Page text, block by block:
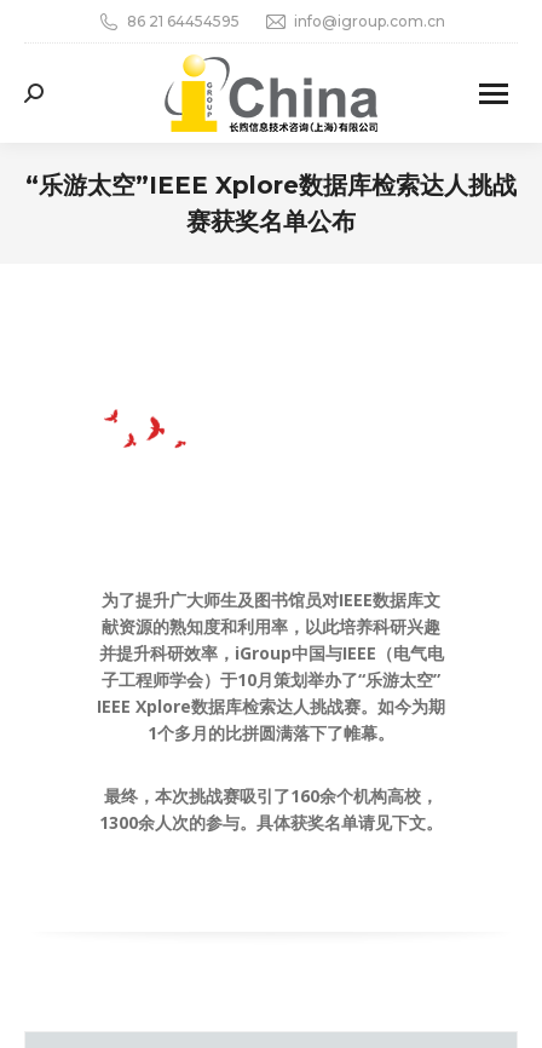
86 21 64454595 info@igroup.com.cn
Search:
“乐游太空”IEEE Xplore数据库检索达人挑战
赛获奖名单公布
为了提升广大师生及图书馆员对IEEE数据库文
献资源的熟知度和利用率，以此培养科研兴趣
并提升科研效率，iGroup中国与IEEE（电气电
子工程师学会）于10月策划举办了“乐游太空”
IEEE Xplore数据库检索达人挑战赛。如今为期
1个多月的比拼圆满落下了帷幕。
最终，本次挑战赛吸引了160余个机构高校，
1300余人次的参与。具体获奖名单请见下文。